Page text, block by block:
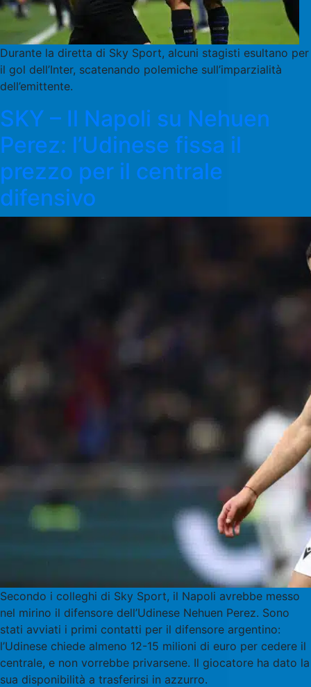
Durante la diretta di Sky Sport, alcuni stagisti esultano per
il gol dell’Inter, scatenando polemiche sull’imparzialità
dell’emittente.
SKY – Il Napoli su Nehuen
Perez: l’Udinese fissa il
prezzo per il centrale
difensivo
Secondo i colleghi di Sky Sport, il Napoli avrebbe messo
nel mirino il difensore dell’Udinese Nehuen Perez. Sono
stati avviati i primi contatti per il difensore argentino:
l’Udinese chiede almeno 12-15 milioni di euro per cedere il
centrale, e non vorrebbe privarsene. Il giocatore ha dato la
sua disponibilità a trasferirsi in azzurro.